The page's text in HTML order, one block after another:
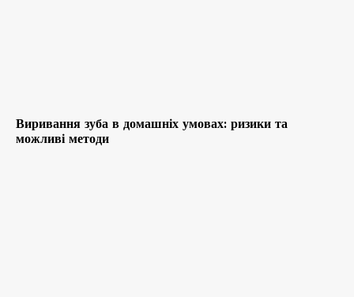
Виривання зуба в домашніх умовах: ризики та
можливі методи